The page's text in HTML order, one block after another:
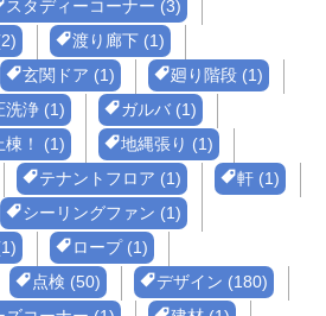
スタディーコーナー (3)
渡り廊下 (1)
玄関ドア (1)
廻り階段 (1)
洗浄 (1)
ガルバ (1)
棟！ (1)
地縄張り (1)
テナントフロア (1)
軒 (1)
シーリングファン (1)
ロープ (1)
点検 (50)
デザイン (180)